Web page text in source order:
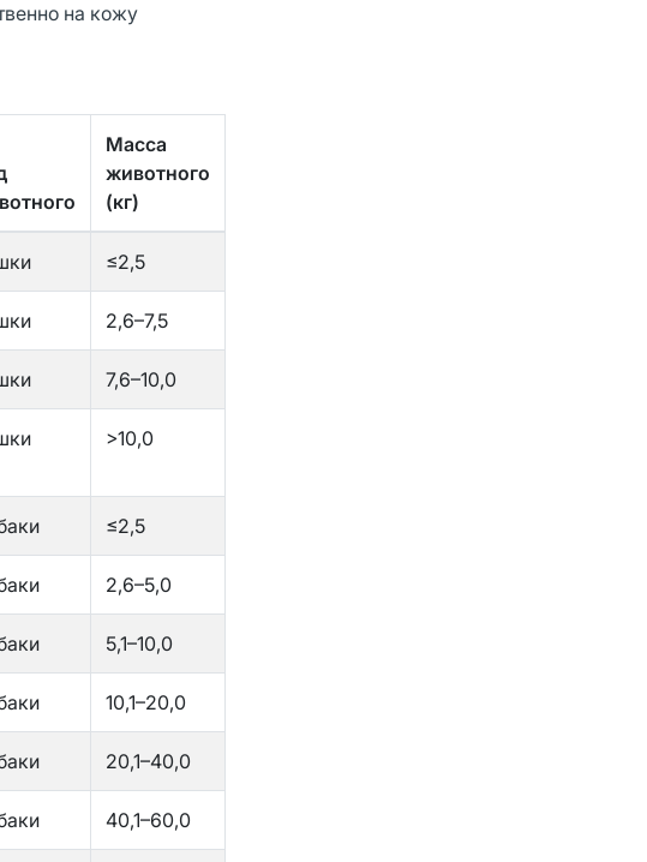
на кожу
Масса
животного
(кг)
≤2,5
2,6–7,5
7,6–10,0
>10,0
≤2,5
2,6–5,0
5,1–10,0
10,1–20,0
20,1–40,0
40,1–60,0